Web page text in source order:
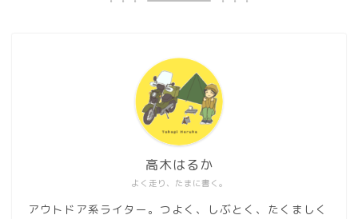
よく走り、たまに書く。
高木はるか
アウトドア系ライター。つよく、しぶとく、たくましく